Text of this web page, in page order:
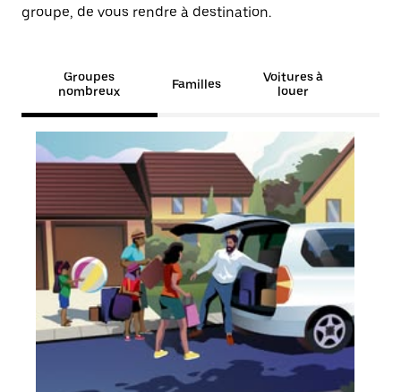
groupe, de vous rendre à destination.
Groupes
nombreux
Familles
Voitures à
louer